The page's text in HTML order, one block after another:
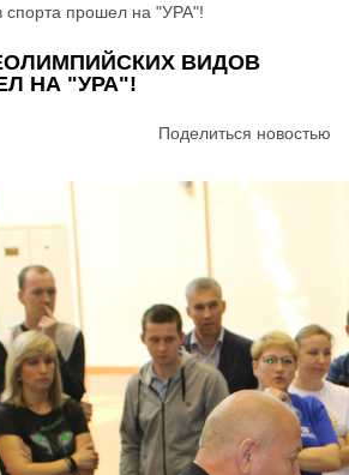
спорта прошел на "УРА"!
ВИДОВ
НА "УРА"!
Поделиться новостью